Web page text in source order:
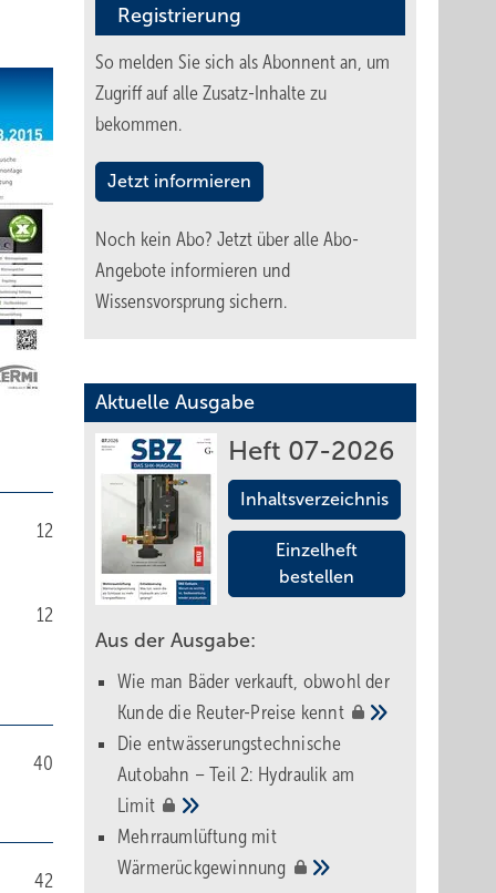
12
12
40
42
Registrierung
So melden Sie sich als Abonnent an, um
Zugriff auf alle Zusatz-Inhalte zu
bekommen.
Jetzt informieren
Noch kein Abo? Jetzt über alle Abo-
Angebote informieren und
Wissensvorsprung sichern.
Aktuelle Ausgabe
Heft 07-2026
Inhaltsverzeichnis
Einzelheft
bestellen
Aus der Ausgabe:
Wie man Bäder verkauft, obwohl der
Kunde die Reuter-Preise kennt
Die entwässerungstechnische
Autobahn – Teil 2: Hydraulik am
Limit
Mehrraumlüftung mit
Wärmerückgewinnung